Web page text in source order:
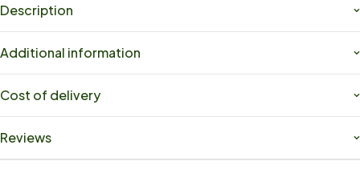
Description
Additional information
Cost of delivery
Reviews